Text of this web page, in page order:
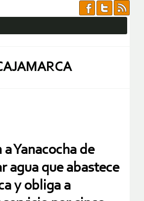
Yanacocha de
agua que abastece
y obliga a